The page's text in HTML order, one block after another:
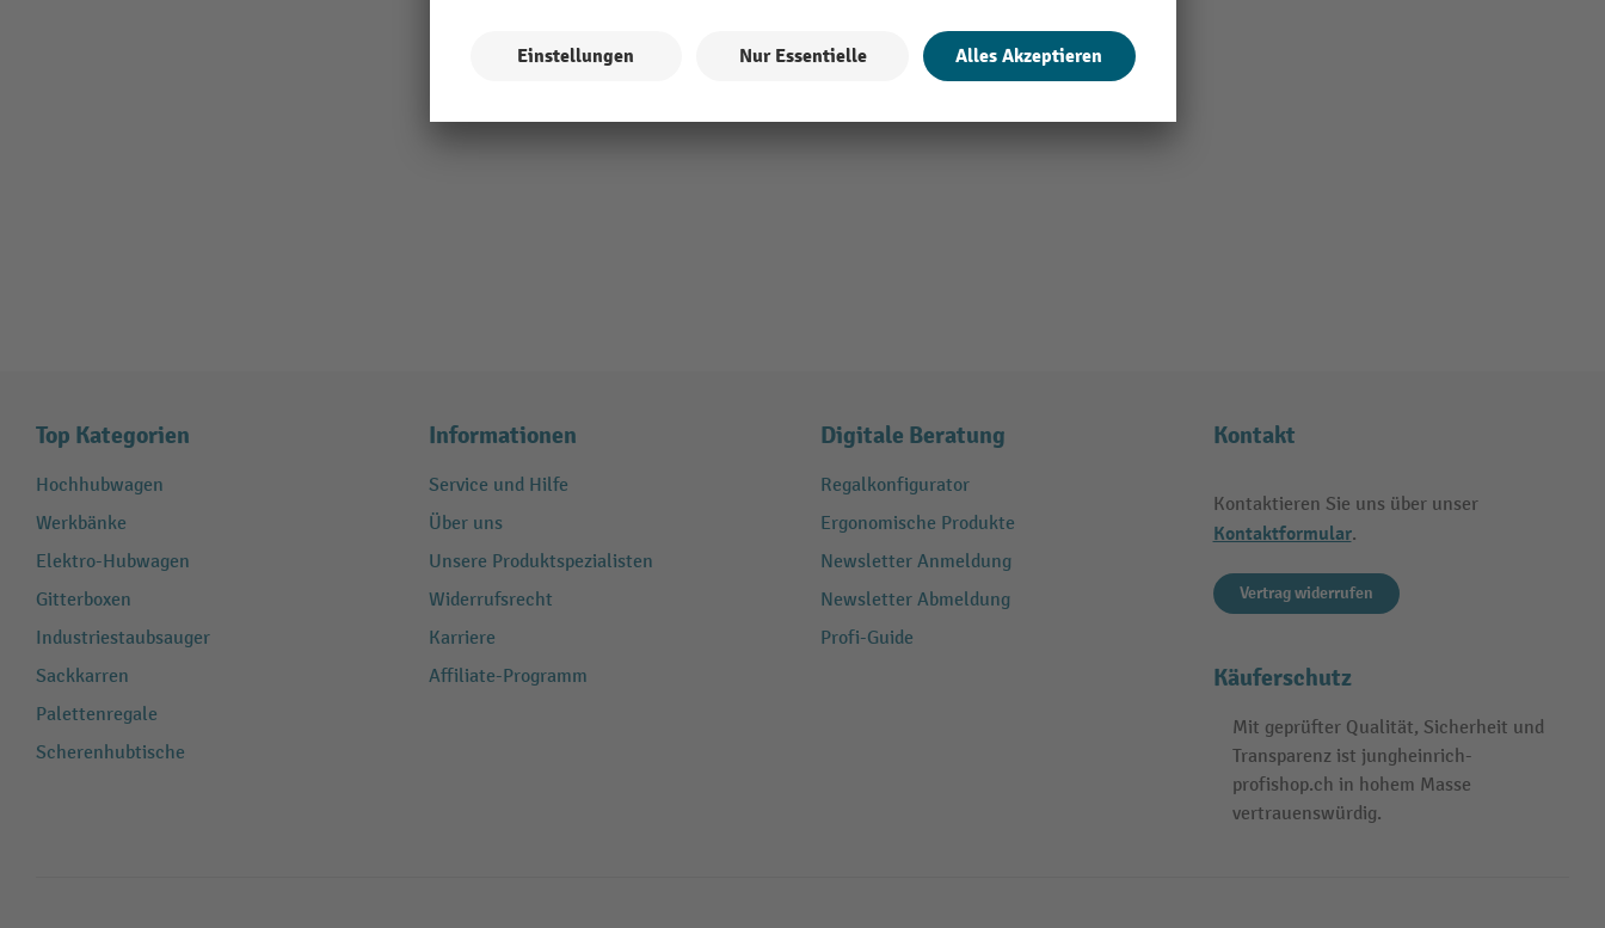
Top Kategorien
Hochhubwagen
Werkbänke
Elektro-Hubwagen
Gitterboxen
Industriestaubsauger
Sackkarren
Palettenregale
Scherenhubtische
Informationen
Service und Hilfe
Über uns
Unsere Produktspezialisten
Widerrufsrecht
Karriere
Affiliate-Programm
Digitale Beratung
Regalkonfigurator
Ergonomische Produkte
Newsletter Anmeldung
Newsletter Abmeldung
Profi-Guide
Kontakt
Kontaktieren Sie uns über unser
Kontaktformular.
Vertrag widerrufen
Käuferschutz
Mit geprüfter Qualität, Sicherheit und
Transparenz ist jungheinrich-
profishop.ch in hohem Masse
vertrauenswürdig.